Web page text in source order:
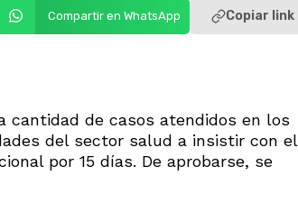
Compartir en WhatsApp Copiar link
cantidad de casos atendidos en los
del sector salud a insistir con el
por 15 días. De aprobarse, se